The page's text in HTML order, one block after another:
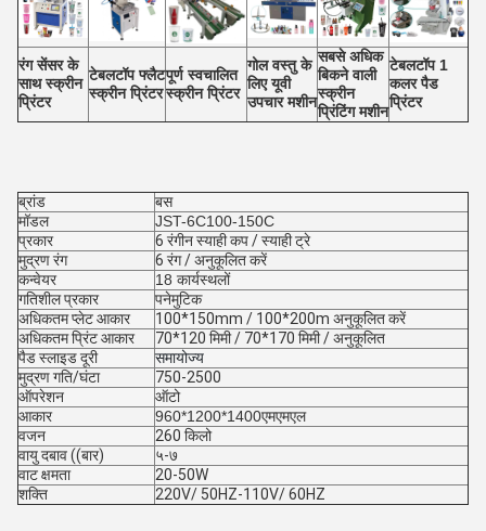
रंग सेंसर के
साथ स्क्रीन
प्रिंटर
टेबलटॉप फ्लैट
स्क्रीन प्रिंटर
पूर्ण स्वचालित
स्क्रीन प्रिंटर
गोल वस्तु के
लिए यूवी
उपचार मशीन
सबसे अधिक
बिकने वाली
स्क्रीन
प्रिंटिंग मशीन
टेबलटॉप 1
कलर पैड
प्रिंटर
ब्रांड
बस
मॉडल
JST-6C100-150C
प्रकार
6 रंगीन स्याही कप / स्याही ट्रे
मुद्रण रंग
6 रंग / अनुकूलित करें
कन्वेयर
18 कार्यस्थलों
गतिशील प्रकार
पनेमुटिक
अधिकतम प्लेट आकार
100*150mm / 100*200m अनुकूलित करें
अधिकतम प्रिंट आकार
70*120 मिमी / 70*170 मिमी / अनुकूलित
पैड स्लाइड दूरी
समायोज्य
मुद्रण गति/घंटा
750-2500
ऑपरेशन
ऑटो
आकार
960*1200*1400एमएमएल
वजन
260 किलो
वायु दबाव ((बार)
५-७
वाट क्षमता
20-50W
शक्ति
220V/ 50HZ-110V/ 60HZ